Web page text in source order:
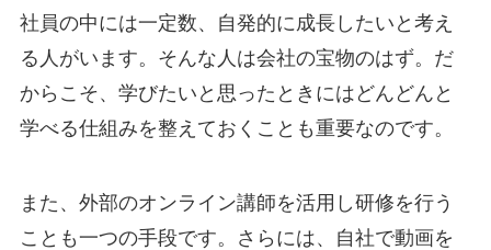
社員の中には一定数、自発的に成長したいと考え
る人がいます。そんな人は会社の宝物のはず。だ
からこそ、学びたいと思ったときにはどんどんと
学べる仕組みを整えておくことも重要なのです。
また、外部のオンライン講師を活用し研修を行う
ことも一つの手段です。さらには、自社で動画を